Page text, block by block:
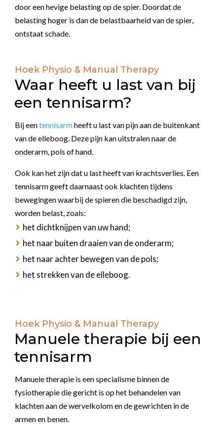
door een hevige belasting op de spier. Doordat de
belasting hoger is dan de belastbaarheid van de spier,
ontstaat schade.
Hoek Physio & Manual Therapy
Waar heeft u last van bij
een tennisarm?
Bij eentennisarmheeft u last van pijn aan de buitenkant
van de elleboog. Deze pijn kan uitstralen naar de
onderarm, pols of hand.
Ook kan het zijn dat u last heeft van krachtsverlies. Een
tennisarm geeft daarnaast ook klachten tijdens
bewegingen waarbij de spieren die beschadigd zijn,
worden belast, zoals:
het dichtknijpen van uw hand;
het naar buiten draaien van de onderarm;
het naar achter bewegen van de pols;
het strekken van de elleboog.
Hoek Physio & Manual Therapy
Manuele therapie bij een
tennisarm
Manuele therapie is een specialisme binnen de
fysiotherapie die gericht is op het behandelen van
klachten aan de wervelkolom en de gewrichten in de
armen en benen.